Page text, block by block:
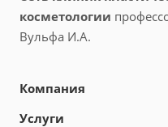
косметологии
Вульфа И.А.
Компания
Услуги